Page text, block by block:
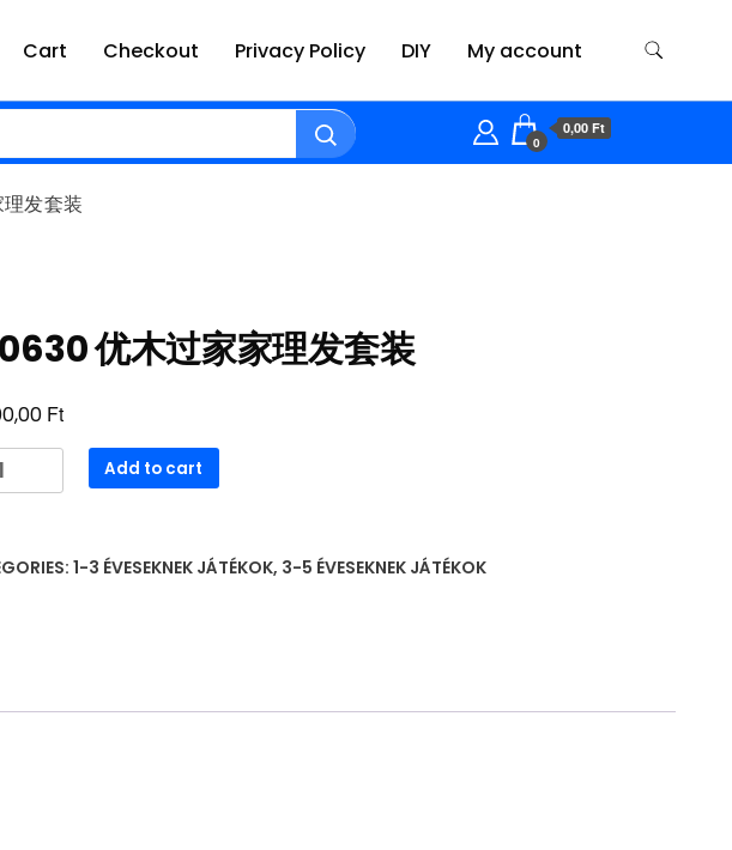
Cart Checkout Privacy Policy DIY My account
0
0,00 Ft
发套装
优木过家家理发套装
Ft
Add to cart
1-3 ÉVESEKNEK JÁTÉKOK, 3-5 ÉVESEKNEK JÁTÉKOK